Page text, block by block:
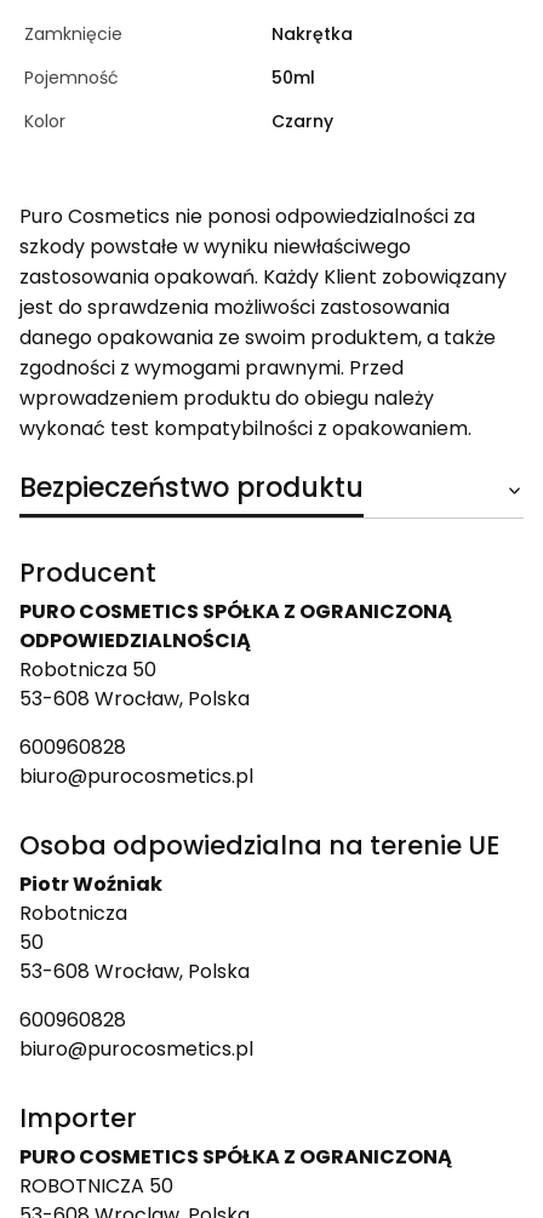
Zamknięcie
Nakrętka
Pojemność
50ml
Kolor
Czarny
Puro Cosmetics nie ponosi odpowiedzialności za
szkody powstałe w wyniku niewłaściwego
zastosowania opakowań. Każdy Klient zobowiązany
jest do sprawdzenia możliwości zastosowania
danego opakowania ze swoim produktem, a także
zgodności z wymogami prawnymi. Przed
wprowadzeniem produktu do obiegu należy
wykonać test kompatybilności z opakowaniem.
Bezpieczeństwo produktu
Producent
PURO COSMETICS SPÓŁKA Z OGRANICZONĄ
ODPOWIEDZIALNOŚCIĄ
Robotnicza 50
53-608 Wrocław, Polska
600960828
biuro@purocosmetics.pl
Osoba odpowiedzialna na terenie UE
Piotr Woźniak
Robotnicza
50
53-608 Wrocław, Polska
600960828
biuro@purocosmetics.pl
Importer
PURO COSMETICS SPÓŁKA Z OGRANICZONĄ
ROBOTNICZA 50